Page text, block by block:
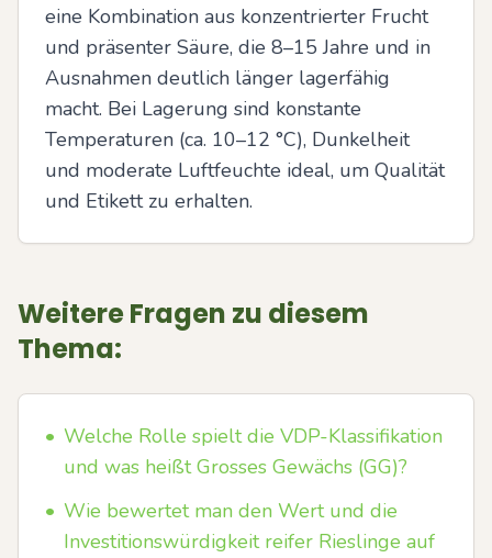
eine Kombination aus konzentrierter Frucht
und präsenter Säure, die 8–15 Jahre und in
Ausnahmen deutlich länger lagerfähig
macht. Bei Lagerung sind konstante
Temperaturen (ca. 10–12 °C), Dunkelheit
und moderate Luftfeuchte ideal, um Qualität
und Etikett zu erhalten.
Weitere Fragen zu diesem
Thema:
• Welche Rolle spielt die VDP-Klassifikation
und was heißt Grosses Gewächs (GG)?
• Wie bewertet man den Wert und die
Investitionswürdigkeit reifer Rieslinge auf